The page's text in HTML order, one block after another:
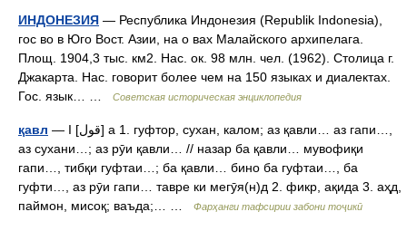
ИНДОНЕЗИЯ — Республика Индонезия (Republik Indonesia),
гос во в Юго Вост. Азии, на о вах Малайского архипелага.
Площ. 1904,3 тыс. км2. Нас. ок. 98 млн. чел. (1962). Столица г.
Джакарта. Нас. говорит более чем на 150 языках и диалектах.
Гос. язык… …
Советская историческая энциклопедия
қавл — I [قول] а 1. гуфтор, сухан, калом; аз қавли… аз гапи…,
аз сухани…; аз рӯи қавли… // назар ба қавли… мувофиқи
гапи…, тибқи гуфтаи…; ба қавли… бино ба гуфтаи…, ба
гуфти…, аз рӯи гапи… тавре ки мегӯя(н)д 2. фикр, ақида 3. аҳд,
паймон, мисоқ; ваъда;… …
Фарҳанги тафсирии забони тоҷикӣ